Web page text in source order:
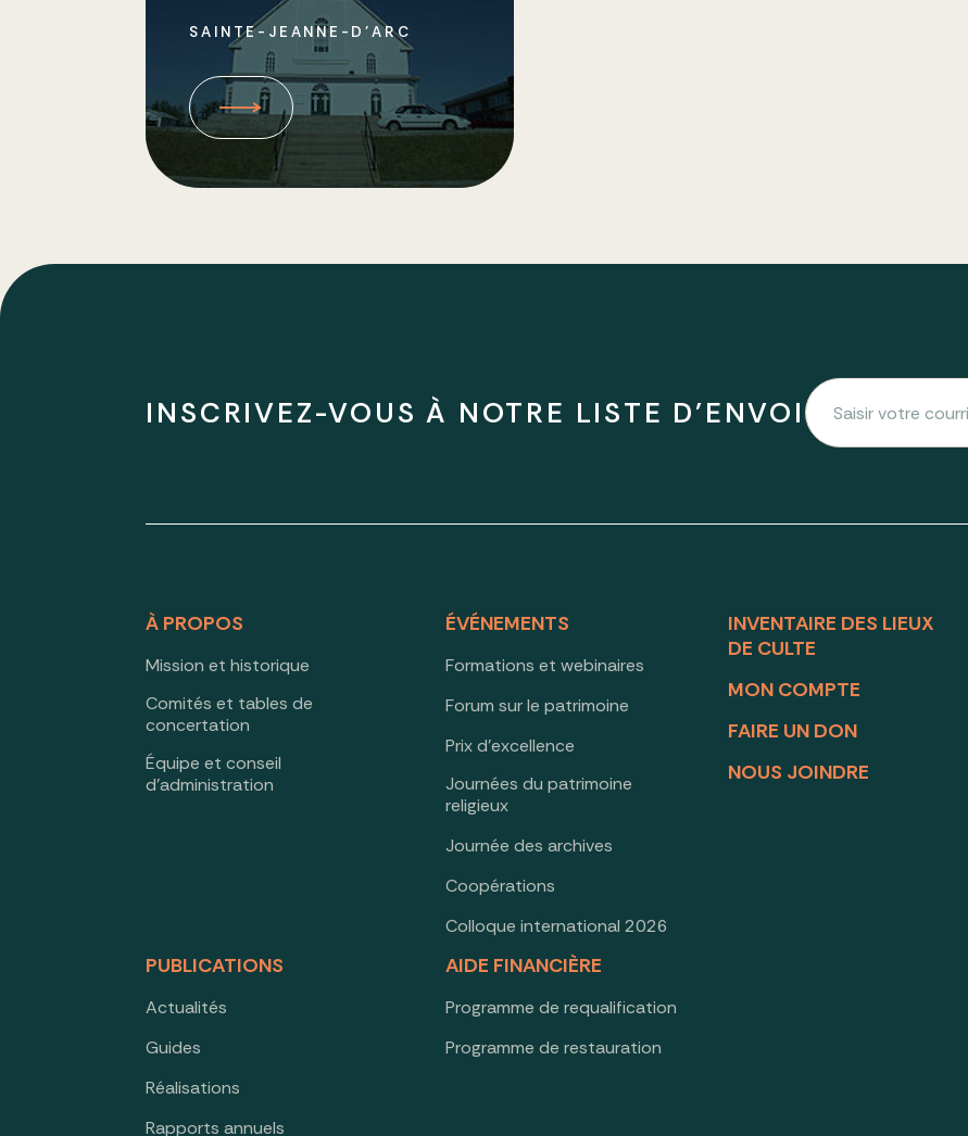
SAINTE-JEANNE-D’ARC
INSCRIVEZ-VOUS À NOTRE LISTE D'ENVOI
À PROPOS
Mission et historique
Comités et tables de
concertation
Équipe et conseil
d’administration
ÉVÉNEMENTS
Formations et webinaires
Forum sur le patrimoine
Prix d’excellence
Journées du patrimoine
religieux
Journée des archives
Coopérations
Colloque international 2026
PUBLICATIONS
Actualités
Guides
Réalisations
Rapports annuels
AIDE FINANCIÈRE
Programme de requalification
Programme de restauration
INVENTAIRE DES LIEUX
DE CULTE
MON COMPTE
FAIRE UN DON
NOUS JOINDRE